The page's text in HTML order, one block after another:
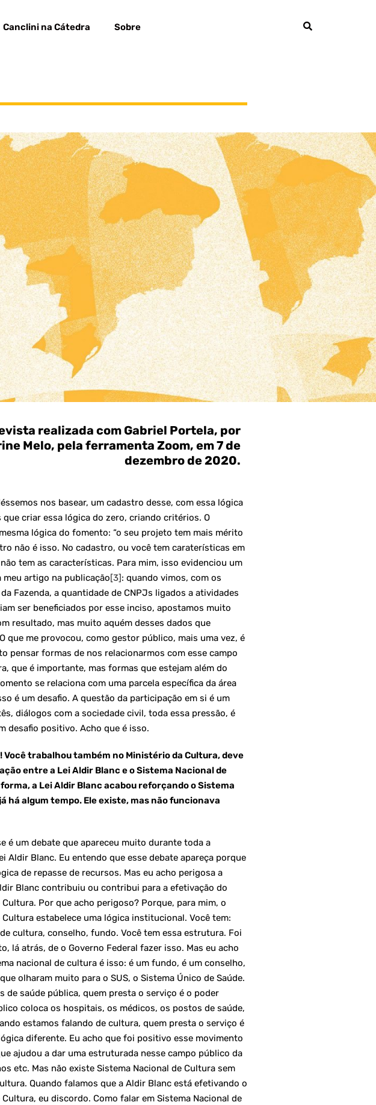
Canclini na Cátedra Sobre
realizada com Gabriel Portela, por
Melo, pela ferramenta Zoom, em 7 de
dezembro de 2020.
nos basear, um cadastro desse, com essa lógica
que criar essa lógica do zero, criando critérios. O
lógica do fomento: “o seu projeto tem mais mérito
não é isso. No cadastro, ou você tem caraterísticas em
tem as características. Para mim, isso evidenciou um
meu artigo na publicação[3]: quando vimos, com os
Fazenda, a quantidade de CNPJs ligados a atividades
ser beneficiados por esse inciso, apostamos muito
resultado, mas muito aquém desses dados que
que me provocou, como gestor público, mais uma vez, é
pensar formas de nos relacionarmos com esse campo
que é importante, mas formas que estejam além do
se relaciona com uma parcela específica da área
é um desafio. A questão da participação em si é um
diálogos com a sociedade civil, toda essa pressão, é
desafio positivo. Acho que é isso.
Você trabalhou também no Ministério da Cultura, deve
entre a Lei Aldir Blanc e o Sistema Nacional de
a Lei Aldir Blanc acabou reforçando o Sistema
há algum tempo. Ele existe, mas não funcionava
é um debate que apareceu muito durante toda a
Aldir Blanc. Eu entendo que esse debate apareça porque
de repasse de recursos. Mas eu acho perigosa a
Blanc contribuiu ou contribui para a efetivação do
Por que acho perigoso? Porque, para mim, o
Cultura estabelece uma lógica institucional. Você tem:
cultura, conselho, fundo. Você tem essa estrutura. Foi
lá atrás, de o Governo Federal fazer isso. Mas eu acho
nacional de cultura é isso: é um fundo, é um conselho,
olharam muito para o SUS, o Sistema Único de Saúde.
de saúde pública, quem presta o serviço é o poder
coloca os hospitais, os médicos, os postos de saúde,
estamos falando de cultura, quem presta o serviço é
diferente. Eu acho que foi positivo esse movimento
ajudou a dar uma estruturada nesse campo público da
etc. Mas não existe Sistema Nacional de Cultura sem
Quando falamos que a Aldir Blanc está efetivando o
eu discordo. Como falar em Sistema Nacional de